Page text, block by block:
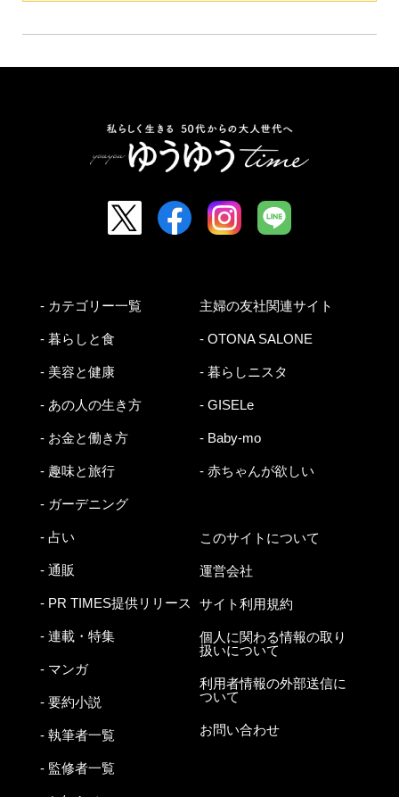
- カテゴリー一覧
- 暮らしと食
- 美容と健康
- あの人の生き方
- お金と働き方
- 趣味と旅行
- ガーデニング
- 占い
- 通販
- PR TIMES提供リリース
- 連載・特集
- マンガ
- 要約小説
- 執筆者一覧
- 監修者一覧
主婦の友社関連サイト
- OTONA SALONE
- 暮らしニスタ
- GISELe
- Baby-mo
- 赤ちゃんが欲しい
このサイトについて
運営会社
サイト利用規約
個人に関わる情報の取り
扱いについて
利用者情報の外部送信に
ついて
お問い合わせ